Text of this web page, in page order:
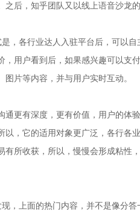
之后，知乎团队又以线上语音沙龙
，各行业达人入驻平台后，可以
，用户看到后，如果感兴趣可以支
图片等内容，并与用户实时互动。
通更有深度，更有价值，用户的体
以，它的适用对象更广泛，各行各
有所收获，所以，慢慢会形成粘性
，上面的热门内容，并不是像分